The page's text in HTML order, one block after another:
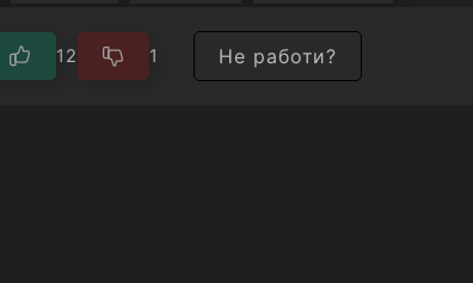
12 1 Не работи?